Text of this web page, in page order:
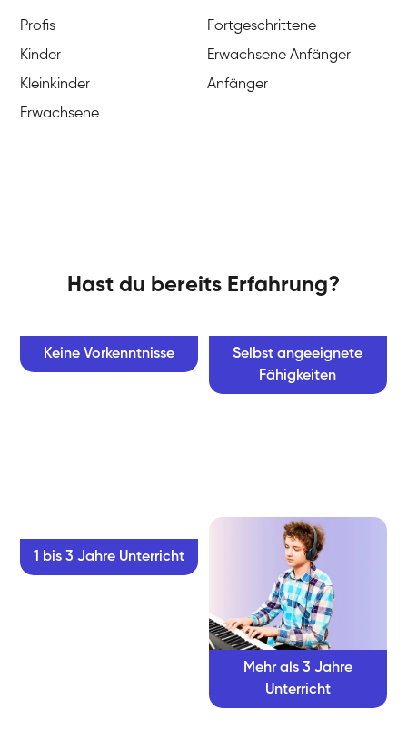
Profis
Fortgeschrittene
Kinder
Erwachsene Anfänger
Kleinkinder
Anfänger
Erwachsene
Hast du bereits Erfahrung?
Keine Vorkenntnisse
Selbst angeeignete
Fähigkeiten
1 bis 3 Jahre Unterricht
Mehr als 3 Jahre
Unterricht